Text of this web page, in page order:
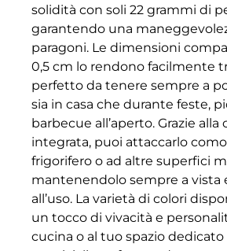
solidità con soli 22 grammi di
garantendo una
paragoni. Le dimensioni
0,5 cm lo rendono facilmente
perfetto da tenere sempre a
sia in casa che durante feste,
barbecue all’aperto. Grazie alla
integrata, puoi attaccarlo
frigorifero o ad altre superfici
mantenendolo sempre a vista
all’uso. La varietà di colori
un tocco di vivacità e
cucina o al tuo spazio